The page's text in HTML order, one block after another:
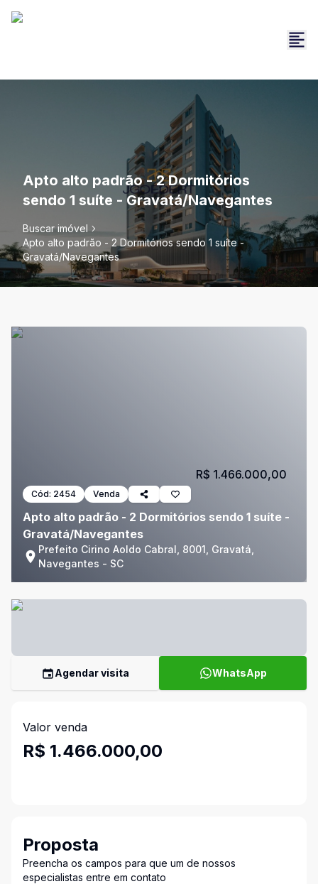
Apto alto padrão - 2 Dormitórios
sendo 1 suíte - Gravatá/Navegantes
Buscar imóvel
Apto alto padrão - 2 Dormitórios sendo 1 suíte -
Gravatá/Navegantes
Cód: 2454 Venda
Apto alto padrão - 2 Dormitórios sendo 1 suíte -
Gravatá/Navegantes
Prefeito Cirino Aoldo Cabral, 8001, Gravatá,
Navegantes - SC
R$ 1.466.000,00
Agendar visita WhatsApp
Valor venda
R$ 1.466.000,00
Proposta
Preencha os campos para que um de nossos
especialistas entre em contato